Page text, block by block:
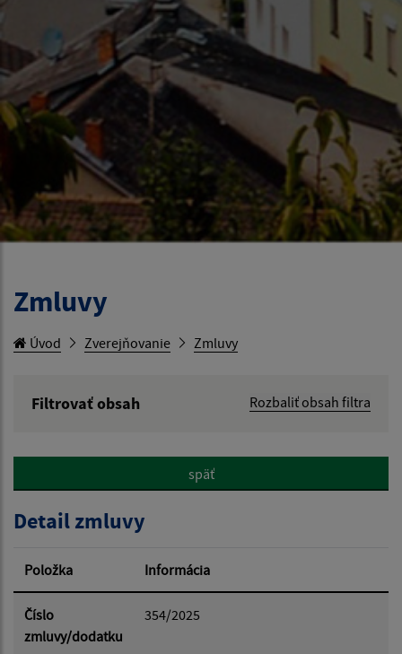
Zmluvy
Úvod Zverejňovanie Zmluvy
Filtrovať obsah
Rozbaliť obsah filtra
Hľadať v:
Dátum od:
späť
Detail zmluvy
Položka Informácia
Číslo
zmluvy/dodatku
354/2025